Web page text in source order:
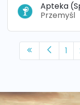
Apteka
Przemyśl
1